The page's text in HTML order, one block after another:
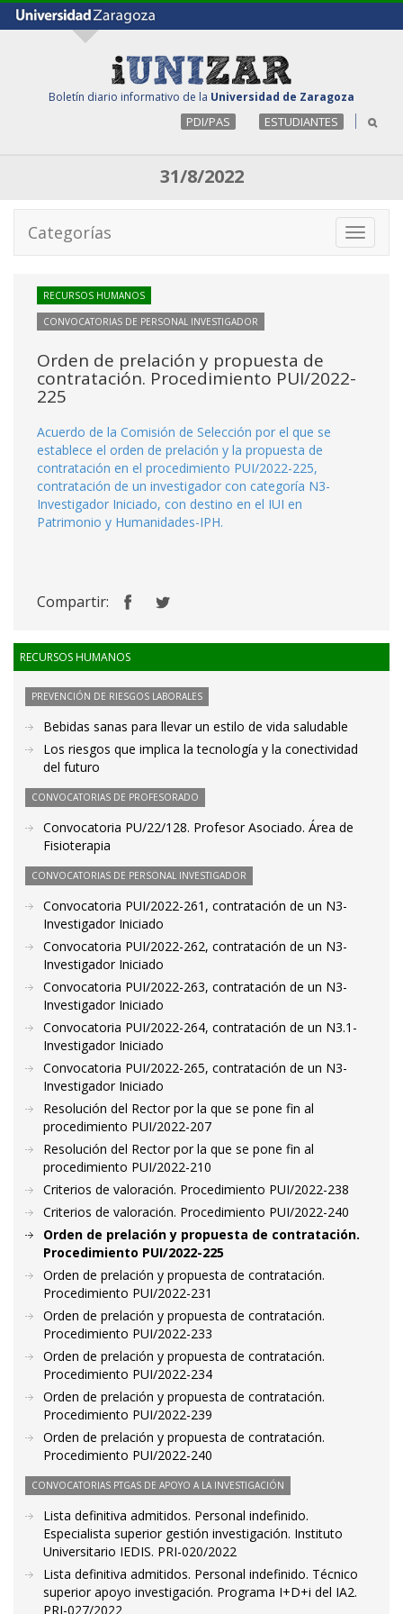
Boletín diario informativo de la Universidad de Zaragoza
PDI/PAS ESTUDIANTES
31/8/2022
Toggle
Categorías
RECURSOS HUMANOS
CONVOCATORIAS DE PERSONAL INVESTIGADOR
Orden de prelación y propuesta de
contratación. Procedimiento PUI/2022-
225
Acuerdo de la Comisión de Selección por el que se
establece el orden de prelación y la propuesta de
contratación en el procedimiento PUI/2022-225,
contratación de un investigador con categoría N3-
Investigador Iniciado, con destino en el IUI en
Patrimonio y Humanidades-IPH.
Compartir:
RECURSOS HUMANOS
PREVENCIÓN DE RIESGOS LABORALES
Bebidas sanas para llevar un estilo de vida saludable
Los riesgos que implica la tecnología y la conectividad
del futuro
CONVOCATORIAS DE PROFESORADO
Convocatoria PU/22/128. Profesor Asociado. Área de
Fisioterapia
CONVOCATORIAS DE PERSONAL INVESTIGADOR
Convocatoria PUI/2022-261, contratación de un N3-
Investigador Iniciado
Convocatoria PUI/2022-262, contratación de un N3-
Investigador Iniciado
Convocatoria PUI/2022-263, contratación de un N3-
Investigador Iniciado
Convocatoria PUI/2022-264, contratación de un N3.1-
Investigador Iniciado
Convocatoria PUI/2022-265, contratación de un N3-
Investigador Iniciado
Resolución del Rector por la que se pone fin al
procedimiento PUI/2022-207
Resolución del Rector por la que se pone fin al
procedimiento PUI/2022-210
Criterios de valoración. Procedimiento PUI/2022-238
Criterios de valoración. Procedimiento PUI/2022-240
Orden de prelación y propuesta de contratación.
Procedimiento PUI/2022-225
Orden de prelación y propuesta de contratación.
Procedimiento PUI/2022-231
Orden de prelación y propuesta de contratación.
Procedimiento PUI/2022-233
Orden de prelación y propuesta de contratación.
Procedimiento PUI/2022-234
Orden de prelación y propuesta de contratación.
Procedimiento PUI/2022-239
Orden de prelación y propuesta de contratación.
Procedimiento PUI/2022-240
CONVOCATORIAS PTGAS DE APOYO A LA INVESTIGACIÓN
Lista definitiva admitidos. Personal indefinido.
Especialista superior gestión investigación. Instituto
Universitario IEDIS. PRI-020/2022
Lista definitiva admitidos. Personal indefinido. Técnico
superior apoyo investigación. Programa I+D+i del IA2.
PRI-027/2022